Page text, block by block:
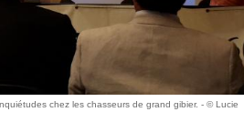
chez les chasseurs de grand gibier. - © Lucie